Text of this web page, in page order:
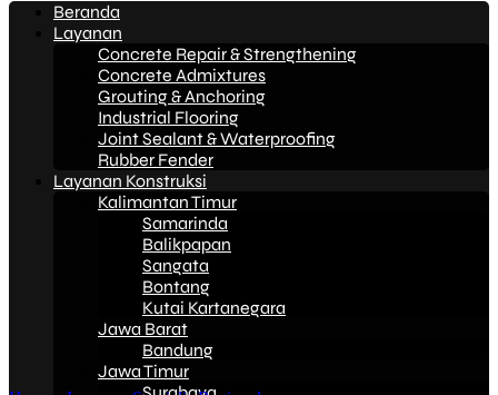
Beranda
Layanan
Concrete Repair & Strengthening
Concrete Admixtures
Grouting & Anchoring
Industrial Flooring
Joint Sealant & Waterproofing
Rubber Fender
Layanan Konstruksi
Kalimantan Timur
Samarinda
Balikpapan
Sangata
Bontang
Kutai Kartanegara
Jawa Barat
Bandung
Jawa Timur